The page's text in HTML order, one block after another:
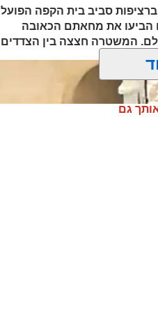
פליליים.
החרדית" בוואטסאפ לחצו כאן
צרו איתנו קשר במייל
סביב בית הקפה הפועל
הביעו את מחאתם הכאובה
המשטרה חצצה בין הצדדים
אותך גם